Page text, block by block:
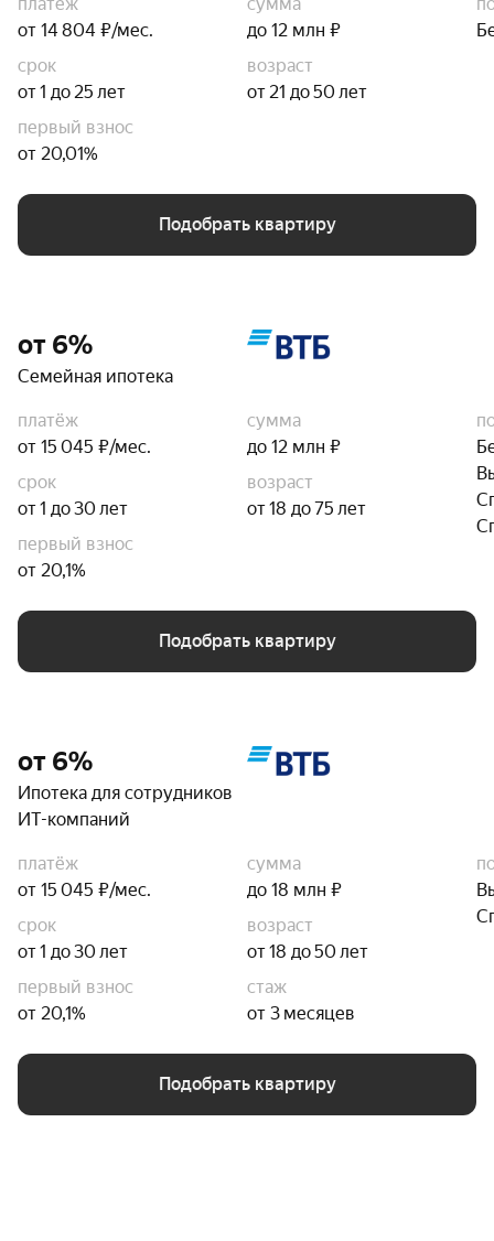
от 14 804 ₽/мес.
до 12 млн ₽
срок
от 1 до 25 лет
возраст
от 21 до 50 лет
первый взнос
от 20,01%
Подобрать квартиру
от 6%
Семейная ипотека
платёж
от 15 045 ₽/мес.
сумма
до 12 млн ₽
срок
от 1 до 30 лет
возраст
от 18 до 75 лет
первый взнос
от 20,1%
Подобрать квартиру
от 6%
Ипотека для сотрудников
ИТ-компаний
платёж
от 15 045 ₽/мес.
сумма
до 18 млн ₽
срок
от 1 до 30 лет
возраст
от 18 до 50 лет
первый взнос
от 20,1%
стаж
от 3 месяцев
Подобрать квартиру